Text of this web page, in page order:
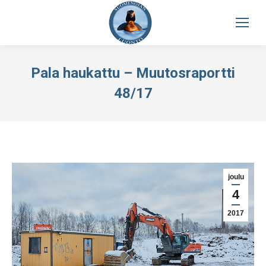
Pala haukattu – Muutosraportti
48/17
joulu
4
2017